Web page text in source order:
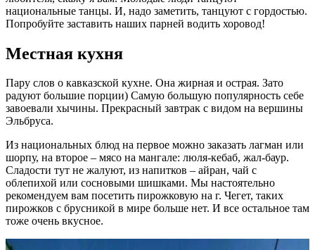
национальные танцы. И, надо заметить, танцуют с гордостью.
Попробуйте заставить наших парней водить хоровод!
Местная кухня
Пару слов о кавказской кухне. Она жирная и острая. Зато
радуют большие порции) Самую большую популярность себе
завоевали хычины. Прекрасный завтрак с видом на вершины
Эльбруса.
Из национальных блюд на первое можно заказать лагман или
шорпу, на второе – мясо на мангале: люля-кебаб, жал-баур.
Сладости тут не жалуют, из напитков – айран, чай с
облепихой или сосновыми шишками. Мы настоятельно
рекомендуем вам посетить пирожковую на г. Чегет, таких
пирожков с брусникой в мире больше нет. И все остальное там
тоже очень вкусное.